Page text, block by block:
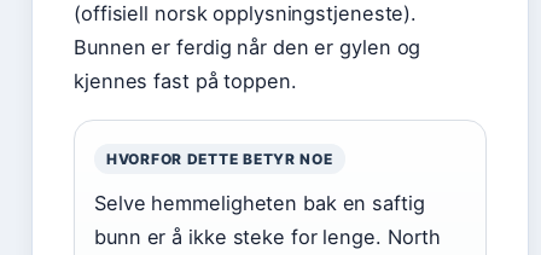
(offisiell norsk opplysningstjeneste).
Bunnen er ferdig når den er gylen og
kjennes fast på toppen.
HVORFOR DETTE BETYR NOE
Selve hemmeligheten bak en saftig
bunn er å ikke steke for lenge. North